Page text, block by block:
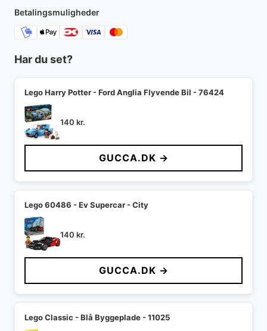
180 kr..108 kr..
Betalingsmuligheder
Har du set?
Lego Harry Potter - Ford Anglia Flyvende Bil - 76424
140 kr.
GUCCA.DK →
Lego 60486 - Ev Supercar - City
140 kr.
GUCCA.DK →
Lego Classic - Blå Byggeplade - 11025